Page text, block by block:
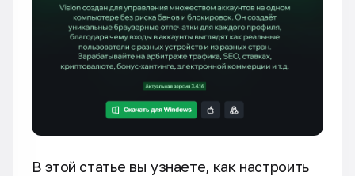
В этой статье вы узнаете, как настроить